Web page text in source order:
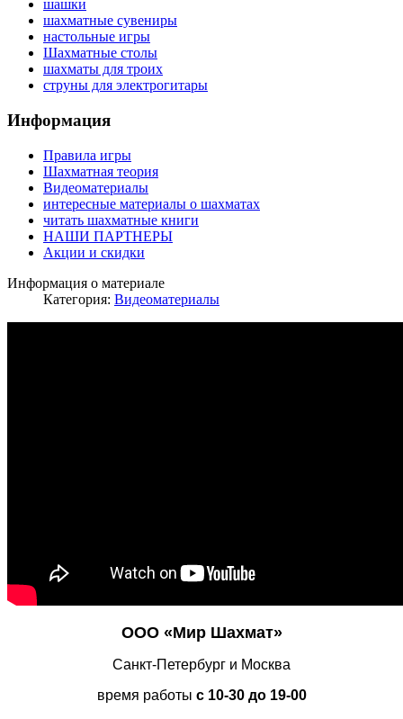
шашки
шахматные сувениры
настольные игры
Шахматные столы
шахматы для троих
струны для электрогитары
Информация
Правила игры
Шахматная теория
Видеоматериалы
интересные материалы о шахматах
читать шахматные книги
НАШИ ПАРТНЕРЫ
Акции и скидки
Информация о материале
Категория: Видеоматериалы
ООО «Мир Шахмат»
Санкт-Петербург и Москва
время работы с 10-30 до 19-00